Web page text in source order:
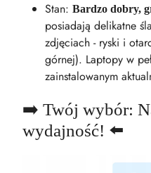
Stan: Bardzo dobry,
posiadają delikatne
zdjęciach - ryski i
górnej). Laptopy w
zainstalowanym
➡️ Twój wybór:
wydajność! ⬅️